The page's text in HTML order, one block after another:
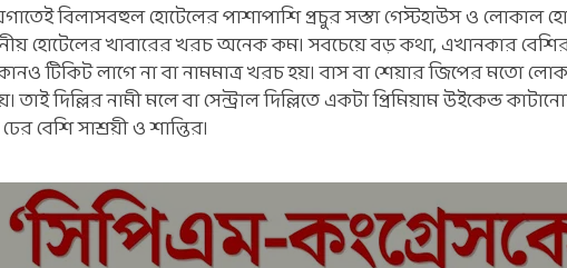
বিলাসবহুল হোটেলের পাশাপাশি প্রচুর সস্তা গেস্টহাউস ও লোকাল
হোটেলের খাবারের খরচ অনেক কম। সবচেয়ে বড় কথা, এখানকার
টিকিট লাগে না বা নামমাত্র খরচ হয়। বাস বা শেয়ার জিপের মতো
দিল্লির নামী মলে বা সেন্ট্রাল দিল্লিতে একটা প্রিমিয়াম উইকেন্ড
বেশি সাশ্রয়ী ও শান্তির।